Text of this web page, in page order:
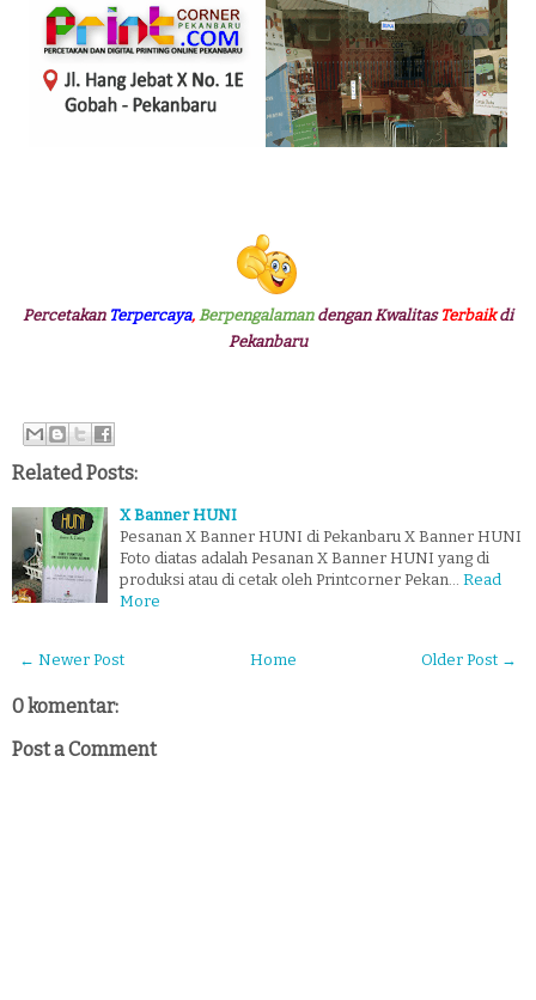
Percetakan Terpercaya, Berpengalamandengan Kwalitas Terbaik di
Pekanbaru
Related Posts:
X Banner HUNI
Pesanan X Banner HUNI di Pekanbaru X Banner HUNI
Foto diatas adalah Pesanan X Banner HUNI yang di
produksi atau di cetak oleh Printcorner Pekan…
Read
More
← Newer Post Older Post →
Home
0 komentar:
Post a Comment